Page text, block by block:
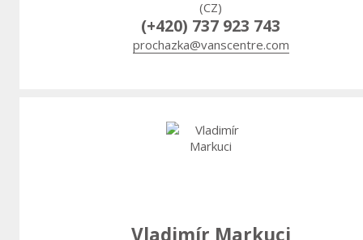
(CZ)
(+420) 737 923 743
prochazka@vanscentre.com
Vladimír Markuci